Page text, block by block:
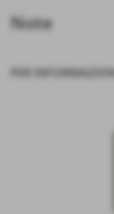
Note
PER